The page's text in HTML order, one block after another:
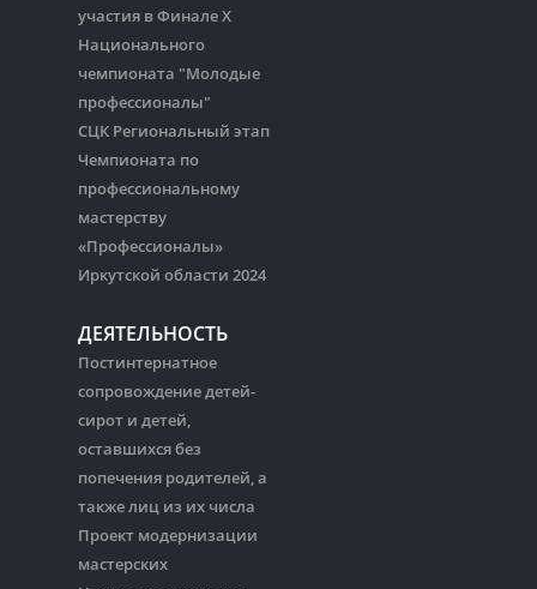
участия в Финале Х
Национального
чемпионата "Молодые
профессионалы"
СЦК Региональный этап
Чемпионата по
профессиональному
мастерству
«Профессионалы»
Иркутской области 2024
ДЕЯТЕЛЬНОСТЬ
Постинтернатное
сопровождение детей-
сирот и детей,
оставшихся без
попечения родителей, а
также лиц из их числа
Проект модернизации
мастерских